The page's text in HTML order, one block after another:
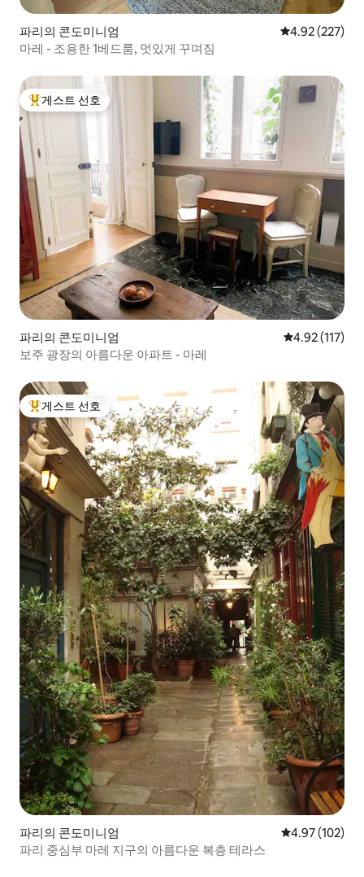
파리의 콘도미니엄 평점 4.92점(5
4.92 (227)
마레 - 조용한 1베드룸, 멋있게 꾸며짐
상위 게스트 선호
게스트 선호
파리의 콘도미니엄 평점 4.92점(5
4.92 (117)
보주 광장의 아름다운 아파트 - 마레
상위 게스트 선호
게스트 선호
파리의 콘도미니엄 평점 4.97점(5
4.97 (102)
파리 중심부 마레 지구의 아름다운 복층 테라스